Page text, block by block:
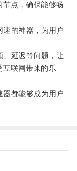
节点，确保能够畅
的神器，为用户
延迟等问题，让
互联网带来的乐
都能够成为用户